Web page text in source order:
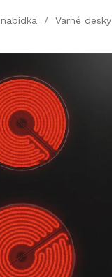
/ Varné desky